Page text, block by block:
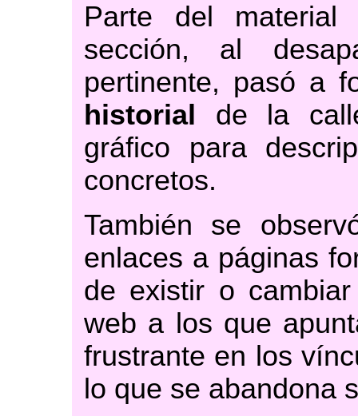
Parte del
sección, al
pertinente, pasó a
historial
de la
gráfico para
concretos.
También se
enlaces a páginas
de existir o
web a los que
frustrante en los
lo que se abandona